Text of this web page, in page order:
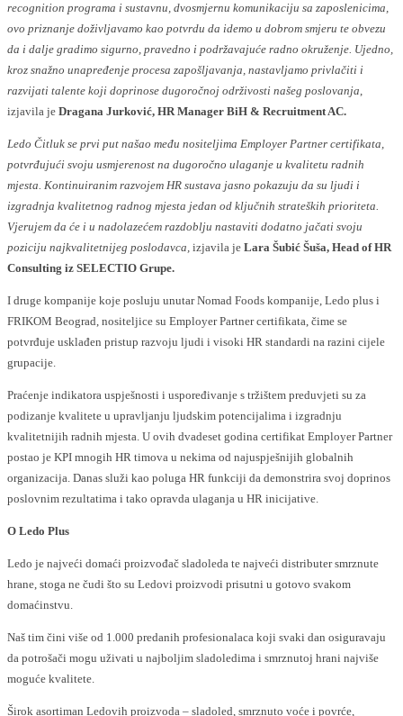
recognition programa i sustavnu, dvosmjernu komunikaciju sa zaposlenicima,
ovo priznanje doživljavamo kao potvrdu da idemo u dobrom smjeru te obvezu
da i dalje gradimo sigurno, pravedno i podržavajuće radno okruženje. Ujedno,
kroz snažno unapređenje procesa zapošljavanja, nastavljamo privlačiti i
razvijati talente koji doprinose dugoročnoj održivosti našeg poslovanja,
izjavila je Dragana Jurković, HR Manager BiH & Recruitment AC.
Ledo Čitluk se prvi put našao među nositeljima Employer Partner certifikata,
potvrđujući svoju usmjerenost na dugoročno ulaganje u kvalitetu radnih
mjesta. Kontinuiranim razvojem HR sustava jasno pokazuju da su ljudi i
izgradnja kvalitetnog radnog mjesta jedan od ključnih strateških prioriteta.
Vjerujem da će i u nadolazećem razdoblju nastaviti dodatno jačati svoju
poziciju najkvalitetnijeg poslodavca, izjavila je Lara Šubić Šuša, Head of HR
Consulting iz SELECTIO Grupe.
I druge kompanije koje posluju unutar Nomad Foods kompanije, Ledo plus i
FRIKOM Beograd, nositeljice su Employer Partner certifikata, čime se
potvrđuje usklađen pristup razvoju ljudi i visoki HR standardi na razini cijele
grupacije.
Praćenje indikatora uspješnosti i uspoređivanje s tržištem preduvjeti su za
podizanje kvalitete u upravljanju ljudskim potencijalima i izgradnju
kvalitetnijih radnih mjesta. U ovih dvadeset godina certifikat Employer Partner
postao je KPI mnogih HR timova u nekima od najuspješnijih globalnih
organizacija. Danas služi kao poluga HR funkciji da demonstrira svoj doprinos
poslovnim rezultatima i tako opravda ulaganja u HR inicijative.
O Ledo Plus
Ledo je najveći domaći proizvođač sladoleda te najveći distributer smrznute
hrane, stoga ne čudi što su Ledovi proizvodi prisutni u gotovo svakom
domaćinstvu.
Naš tim čini više od 1.000 predanih profesionalaca koji svaki dan osiguravaju
da potrošači mogu uživati u najboljim sladoledima i smrznutoj hrani najviše
moguće kvalitete.
Širok asortiman Ledovih proizvoda – sladoled, smrznuto voće i povrće,